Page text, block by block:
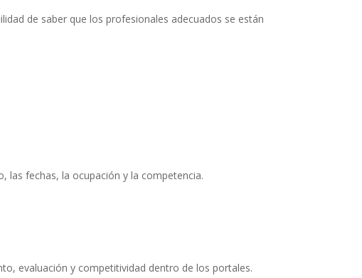
de saber que los profesionales adecuados se están
las fechas, la ocupación y la competencia.
evaluación y competitividad dentro de los portales.